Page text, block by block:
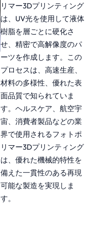
リマー3Dプリンティング
は、UV光を使用して液体
樹脂を層ごとに硬化さ
せ、精密で高解像度のパ
ーツを作成します。この
プロセスは、高速生産、
材料の多様性、優れた表
面品質で知られていま
す。ヘルスケア、航空宇
宙、消費者製品などの業
界で使用されるフォトポ
リマー3Dプリンティング
は、優れた機械的特性を
備えた一貫性のある再現
可能な製造を実現しま
す。